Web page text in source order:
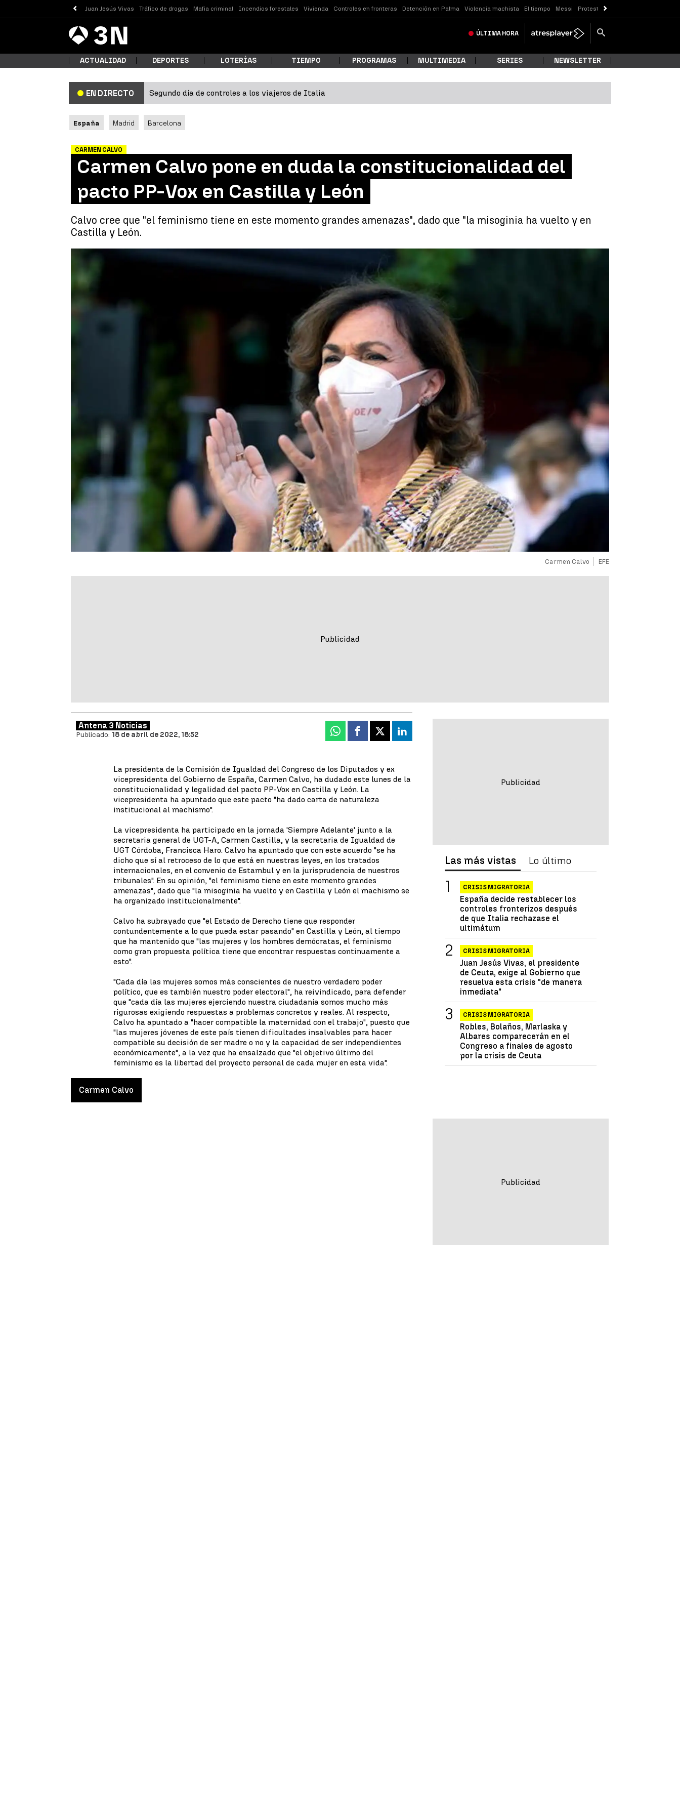
Juan Jesús Vivas Tráfico de drogas Mafia criminal Incendios forestales Vivienda Controles en fronteras Detención en Palma Violencia machista El tiempo Messi Protestas Sóller
Antena
3 Noticias ÚLTIMA HORA
ACTUALIDAD DEPORTES LOTERÍAS TIEMPO PROGRAMAS MULTIMEDIA SERIES NEWSLETTER
EN DIRECTO Segundo día de controles a los viajeros de Italia
España Madrid Barcelona
CARMEN CALVO
Carmen Calvo pone en duda la constitucionalidad del
pacto PP-Vox en Castilla y León
Calvo cree que "el feminismo tiene en este momento grandes amenazas", dado que "la misoginia ha vuelto y en
Castilla y León.
Carmen Calvo EFE
Antena 3 Noticias
Publicado: 18 de abril de 2022, 18:52 Whatsapp
Facebook
X Linkedin
La presidenta de la Comisión de Igualdad del Congreso de los Diputados y ex
vicepresidenta del Gobierno de España, Carmen Calvo, ha dudado este lunes de la
constitucionalidad y legalidad del pacto PP-Vox en Castilla y León. La
vicepresidenta ha apuntado que este pacto "ha dado carta de naturaleza
institucional al machismo".
La vicepresidenta ha participado en la jornada 'Siempre Adelante' junto a la
secretaria general de UGT-A, Carmen Castilla, y la secretaria de Igualdad de
UGT Córdoba, Francisca Haro. Calvo ha apuntado que con este acuerdo "se ha
dicho que sí al retroceso de lo que está en nuestras leyes, en los tratados
internacionales, en el convenio de Estambul y en la jurisprudencia de nuestros
tribunales". En su opinión, "el feminismo tiene en este momento grandes
amenazas", dado que "la misoginia ha vuelto y en Castilla y León el machismo se
ha organizado institucionalmente".
Calvo ha subrayado que "el Estado de Derecho tiene que responder
contundentemente a lo que pueda estar pasando" en Castilla y León, al tiempo
que ha mantenido que "las mujeres y los hombres demócratas, el feminismo
como gran propuesta política tiene que encontrar respuestas continuamente a
esto".
"Cada día las mujeres somos más conscientes de nuestro verdadero poder
político, que es también nuestro poder electoral", ha reivindicado, para defender
que "cada día las mujeres ejerciendo nuestra ciudadanía somos mucho más
rigurosas exigiendo respuestas a problemas concretos y reales. Al respecto,
Calvo ha apuntado a "hacer compatible la maternidad con el trabajo", puesto que
"las mujeres jóvenes de este país tienen dificultades insalvables para hacer
compatible su decisión de ser madre o no y la capacidad de ser independientes
económicamente", a la vez que ha ensalzado que "el objetivo último del
feminismo es la libertad del proyecto personal de cada mujer en esta vida".
Carmen Calvo
Las más vistas Lo último
CRISIS MIGRATORIA
España decide restablecer los
controles fronterizos después
de que Italia rechazase el
ultimátum
CRISIS MIGRATORIA
Juan Jesús Vivas, el presidente
de Ceuta, exige al Gobierno que
resuelva esta crisis "de manera
inmediata"
CRISIS MIGRATORIA
Robles, Bolaños, Marlaska y
Albares comparecerán en el
Congreso a finales de agosto
por la crisis de Ceuta